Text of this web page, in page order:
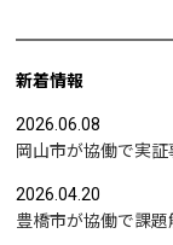
新着情報
2026.06.08
2026.04.20